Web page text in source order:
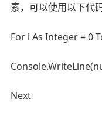
素，可以使用以下代
For i As Integer = 0
Next